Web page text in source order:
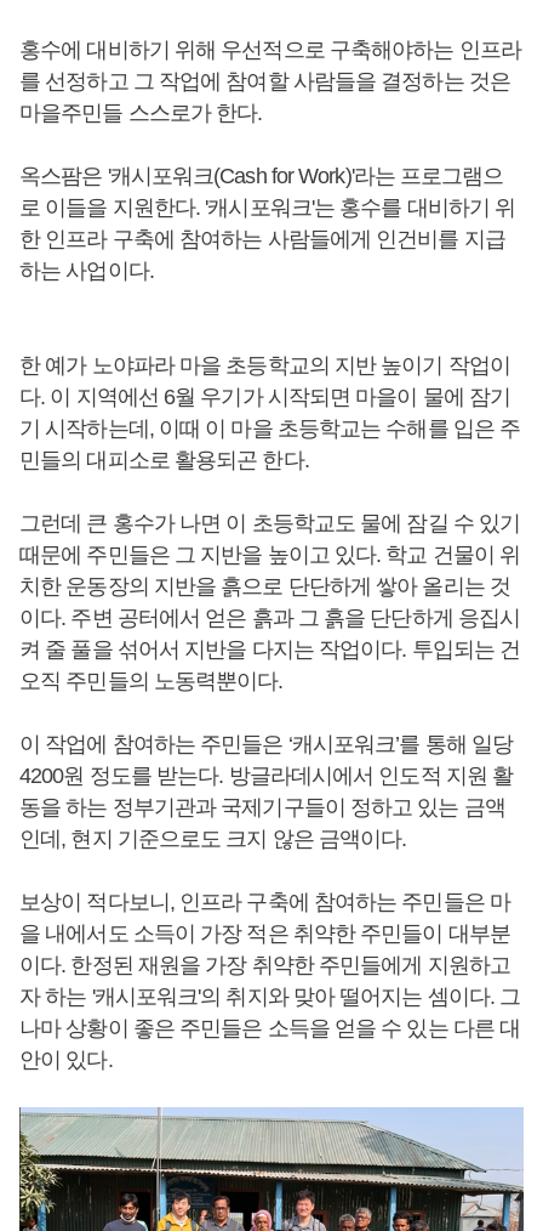
홍수에 대비하기 위해 우선적으로 구축해야하는 인프라
를 선정하고 그 작업에 참여할 사람들을 결정하는 것은
마을주민들 스스로가 한다.
옥스팜은 '캐시포워크(Cash for Work)'라는 프로그램으
로 이들을 지원한다. '캐시포워크'는 홍수를 대비하기 위
한 인프라 구축에 참여하는 사람들에게 인건비를 지급
하는 사업이다.
한 예가 노야파라 마을 초등학교의 지반 높이기 작업이
다. 이 지역에선 6월 우기가 시작되면 마을이 물에 잠기
기 시작하는데, 이때 이 마을 초등학교는 수해를 입은 주
민들의 대피소로 활용되곤 한다.
그런데 큰 홍수가 나면 이 초등학교도 물에 잠길 수 있기
때문에 주민들은 그 지반을 높이고 있다. 학교 건물이 위
치한 운동장의 지반을 흙으로 단단하게 쌓아 올리는 것
이다. 주변 공터에서 얻은 흙과 그 흙을 단단하게 응집시
켜 줄 풀을 섞어서 지반을 다지는 작업이다. 투입되는 건
오직 주민들의 노동력뿐이다.
이 작업에 참여하는 주민들은 ‘캐시포워크’를 통해 일당
4200원 정도를 받는다. 방글라데시에서 인도적 지원 활
동을 하는 정부기관과 국제기구들이 정하고 있는 금액
인데, 현지 기준으로도 크지 않은 금액이다.
보상이 적다보니, 인프라 구축에 참여하는 주민들은 마
을 내에서도 소득이 가장 적은 취약한 주민들이 대부분
이다. 한정된 재원을 가장 취약한 주민들에게 지원하고
자 하는 '캐시포워크'의 취지와 맞아 떨어지는 셈이다. 그
나마 상황이 좋은 주민들은 소득을 얻을 수 있는 다른 대
안이 있다.